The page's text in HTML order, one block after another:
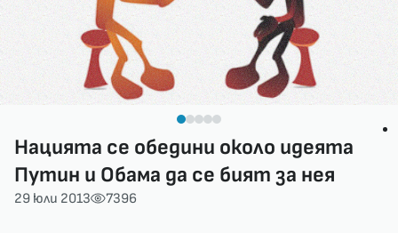
Нацията се обедини около идеята
Путин и Обама да се бият за нея
29 юли 2013 7396